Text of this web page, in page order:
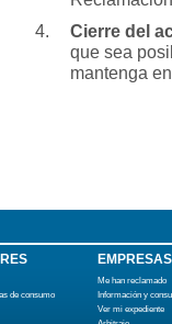
Cierre del
que sea
mantenga
de consumo
EMPRESAS
Me han reclamado
Información y
Ver mi expediente